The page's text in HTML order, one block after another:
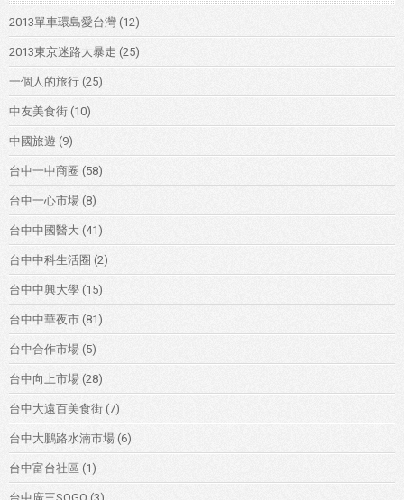
2013單車環島愛台灣 (12)
2013東京迷路大暴走 (25)
一個人的旅行 (25)
中友美食街 (10)
中國旅遊 (9)
台中一中商圈 (58)
台中一心市場 (8)
台中中國醫大 (41)
台中中科生活圈 (2)
台中中興大學 (15)
台中中華夜市 (81)
台中合作市場 (5)
台中向上市場 (28)
台中大遠百美食街 (7)
台中大鵬路水湳市場 (6)
台中富台社區 (1)